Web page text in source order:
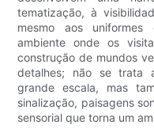
tematização, à
mesmo aos
ambiente onde os
construção de mundos
detalhes; não se trata
grande escala, mas
sinalização, paisagens
sensorial que torna um